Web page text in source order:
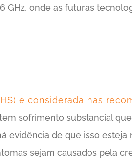
onde as futuras
é considerada nas
sofrimento substancial
de que isso esteja
sejam causados pela